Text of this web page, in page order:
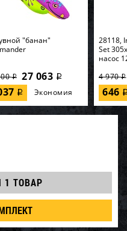
"банан"
i 27 063 i
i Экономия
28118,
Set
насос
4 970i
646
1 ТОВАР